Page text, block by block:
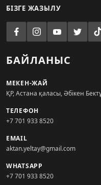
БІЗГЕ ЖАЗЫЛУ
БАЙЛАНЫС
МЕКЕН-ЖАЙ
ҚР, Астана қаласы, Әбікен
ТЕЛЕФОН
+7 701 933 8520
EMAIL
aktan.yeltay@gmail.com
WHATSAPP
+7 701 933 8520